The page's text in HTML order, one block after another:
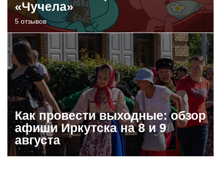
«Чучела»
5 отзывов
Как провести выходные: обзор
афиши Иркутска на 8 и 9
августа